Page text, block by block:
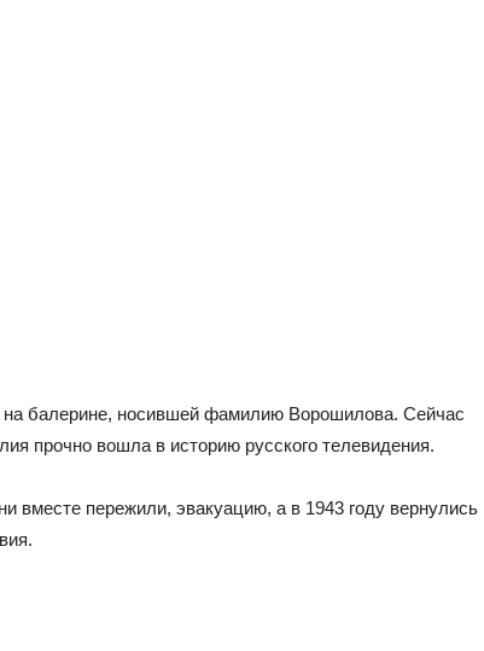
балерине, носившей фамилию Ворошилова. Сейчас
прочно вошла в историю русского телевидения.
вместе пережили, эвакуацию, а в 1943 году вернулись